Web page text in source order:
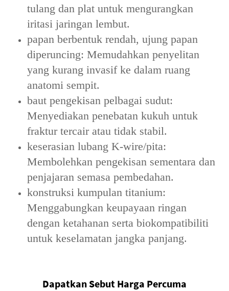
tulang dan plat untuk mengurangkan
iritasi jaringan lembut.
papan berbentuk rendah, ujung papan
diperuncing: Memudahkan penyelitan
yang kurang invasif ke dalam ruang
anatomi sempit.
baut pengekisan pelbagai sudut:
Menyediakan penebatan kukuh untuk
fraktur tercair atau tidak stabil.
keserasian lubang K-wire/pita:
Membolehkan pengekisan sementara dan
penjajaran semasa pembedahan.
konstruksi kumpulan titanium:
Menggabungkan keupayaan ringan
dengan ketahanan serta biokompatibiliti
untuk keselamatan jangka panjang.
Dapatkan Sebut Harga Percuma